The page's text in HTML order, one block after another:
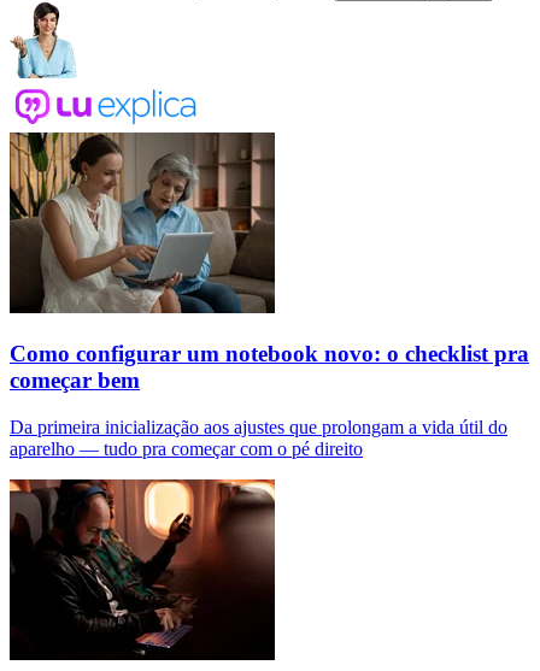
Como configurar um notebook novo: o checklist pra
começar bem
Da primeira inicialização aos ajustes que prolongam a vida útil do
aparelho — tudo pra começar com o pé direito